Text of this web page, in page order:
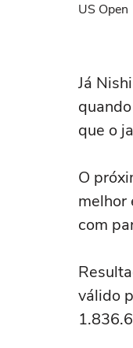
US Open
Já
que o
O
melhor
com
válido